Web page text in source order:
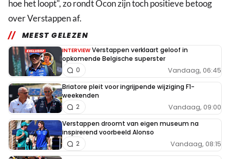
hoe het loopt", zo rondt Ocon zijn toch positieve betoog
over Verstappen af.
MEEST GELEZEN
INTERVIEW Verstappen verklaart geloof in
opkomende Belgische superster
Vandaag, 06:45
0
Briatore pleit voor ingrijpende wijziging F1-
weekenden
Vandaag, 09:00
2
Verstappen droomt van eigen museum na
inspirerend voorbeeld Alonso
Vandaag, 08:15
2